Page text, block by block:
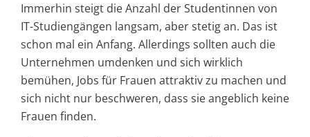
Immerhin steigt die Anzahl der Studentinnen von
IT-Studiengängen langsam, aber stetig an. Das ist
schon mal ein Anfang. Allerdings sollten auch die
Unternehmen umdenken und sich wirklich
bemühen, Jobs für Frauen attraktiv zu machen und
sich nicht nur beschweren, dass sie angeblich keine
Frauen finden.